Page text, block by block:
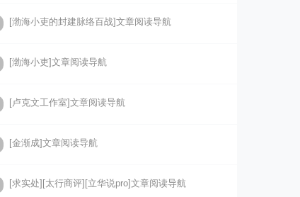
[渤海小吏的封建脉络百战]文章阅读导航
[渤海小吏]文章阅读导航
[卢克文工作室]文章阅读导航
[金渐成]文章阅读导航
[求实处][太行商评][立华说pro]文章阅读导航